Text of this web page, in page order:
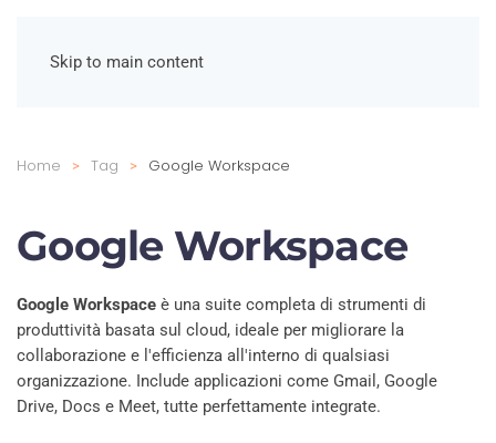
Skip to main content
Home Tag Google Workspace
Google Workspace
Google Workspace è una suite completa di strumenti di
produttività basata sul cloud, ideale per migliorare la
collaborazione e l'efficienza all'interno di qualsiasi
organizzazione. Include applicazioni come Gmail, Google
Drive, Docs e Meet, tutte perfettamente integrate.